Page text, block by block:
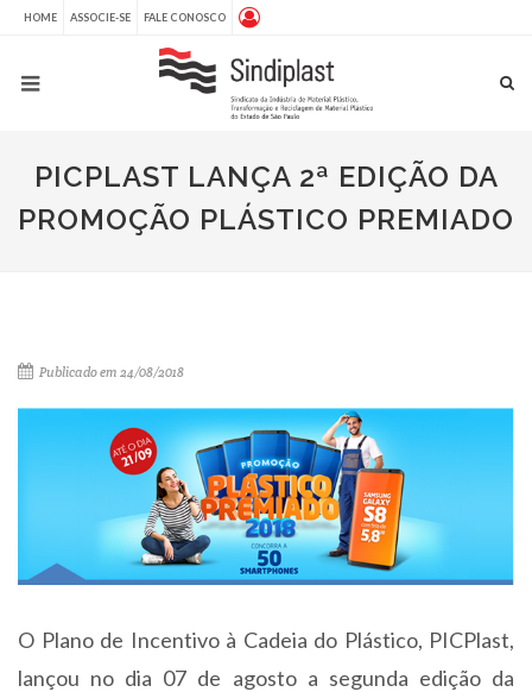
HOME ASSOCIE-SE FALE CONOSCO
PICPLAST LANÇA 2ª EDIÇÃO DA
PROMOÇÃO PLÁSTICO PREMIADO
Publicado em 24/08/2018
O Plano de Incentivo à Cadeia do Plástico, PICPlast,
lançou no dia 07 de agosto a segunda edição da